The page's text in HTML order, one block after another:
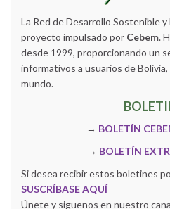
La Red de Desarrollo Sostenible
proyecto impulsado por Cebem.
desde 1999, proporcionando un
informativos a usuarios de
mundo.
→ BOLETÍN
→ BOLETÍN
Si desea recibir estos boletines
SUSCRÍBASE AQUÍ
Únete y siguenos en nuestro